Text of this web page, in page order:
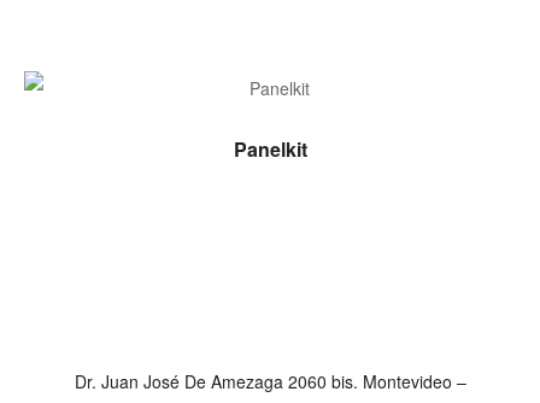
LEER MÁS
Panelkit
Dr. Juan José De Amezaga 2060 bis. Montevideo –